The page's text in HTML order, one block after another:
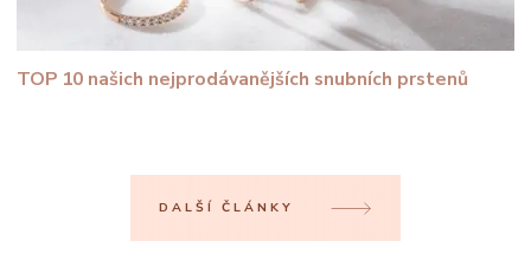
TOP 10 našich nejprodávanějších snubních prstenů
DALŠÍ ČLÁNKY